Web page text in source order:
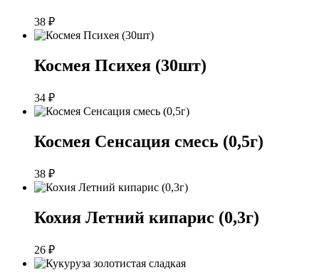
38 ₽
Космея Психея (30шт)
34 ₽
Космея Сенсация смесь (0,5г)
38 ₽
Кохия Летний кипарис (0,3г)
26 ₽